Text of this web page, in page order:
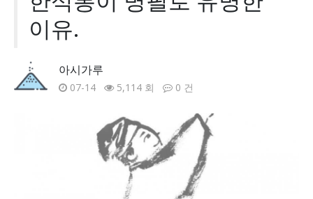
이유.
아시가루
07-14 5,114 회 0 건